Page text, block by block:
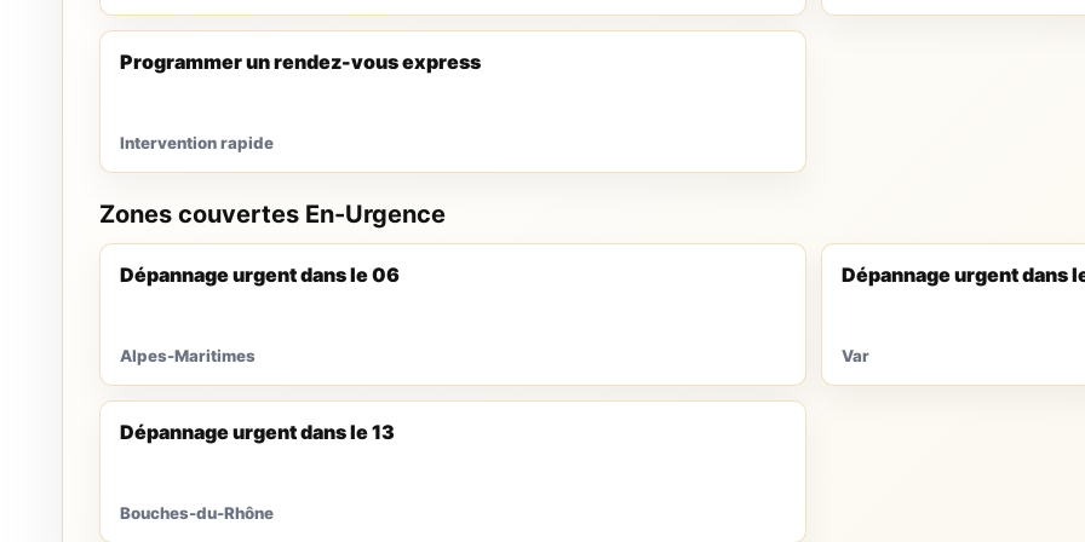
Programmer un rendez-vous express
Intervention rapide
Zones couvertes En-Urgence
Dépannage urgent dans le 06
Alpes-Maritimes
Dépannage urgent dans
Var
Dépannage urgent dans le 13
Bouches-du-Rhône